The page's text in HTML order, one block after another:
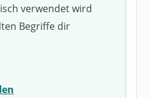
verwendet wird
Begriffe dir